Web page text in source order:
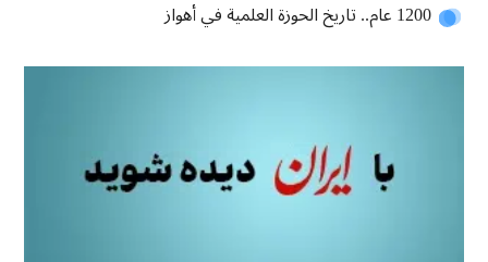
1200 عام.. تاريخ الحوزة العلمیة في أهواز